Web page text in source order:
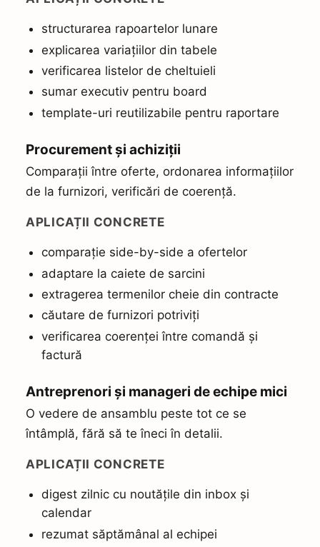
structurarea rapoartelor lunare
explicarea variațiilor din tabele
verificarea listelor de cheltuieli
sumar executiv pentru board
template-uri reutilizabile pentru raportare
Procurement și achiziții
Comparații între oferte, ordonarea informațiilor
de la furnizori, verificări de coerență.
APLICAȚII CONCRETE
comparație side-by-side a ofertelor
adaptare la caiete de sarcini
extragerea termenilor cheie din contracte
căutare de furnizori potriviți
verificarea coerenței între comandă și
factură
Antreprenori și manageri de echipe mici
O vedere de ansamblu peste tot ce se
întâmplă, fără să te îneci în detalii.
APLICAȚII CONCRETE
digest zilnic cu noutățile din inbox și
calendar
rezumat săptămânal al echipei
a